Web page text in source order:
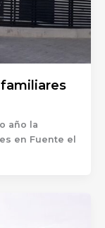
año la
en Fuente el